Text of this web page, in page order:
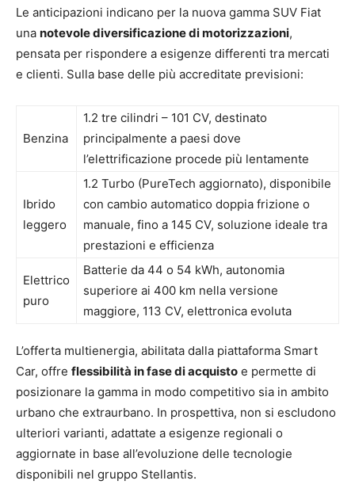
Le anticipazioni indicano per la nuova gamma SUV Fiat
una notevole diversificazione di motorizzazioni,
pensata per rispondere a esigenze differenti tra mercati
e clienti. Sulla base delle più accreditate previsioni:
Benzina
1.2 tre cilindri – 101 CV, destinato
principalmente a paesi dove
l’elettrificazione procede più lentamente
Ibrido
leggero
1.2 Turbo (PureTech aggiornato), disponibile
con cambio automatico doppia frizione o
manuale, fino a 145 CV, soluzione ideale tra
prestazioni e efficienza
Elettrico
puro
Batterie da 44 o 54 kWh, autonomia
superiore ai 400 km nella versione
maggiore, 113 CV, elettronica evoluta
L’offerta multienergia, abilitata dalla piattaforma Smart
Car, offre flessibilità in fase di acquisto e permette di
posizionare la gamma in modo competitivo sia in ambito
urbano che extraurbano. In prospettiva, non si escludono
ulteriori varianti, adattate a esigenze regionali o
aggiornate in base all’evoluzione delle tecnologie
disponibili nel gruppo Stellantis.